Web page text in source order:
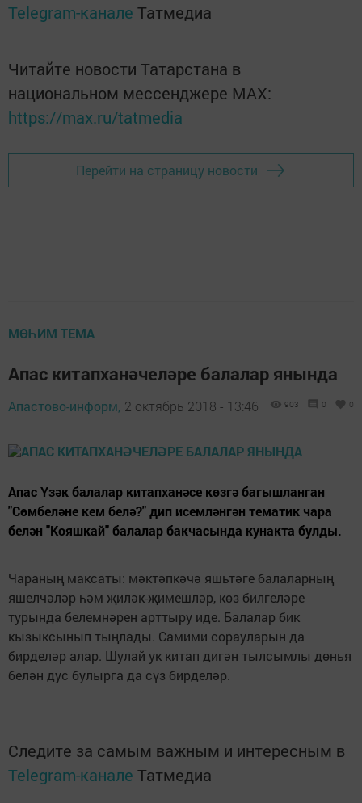
Telegram-канале Татмедиа
Читайте новости Татарстана в
национальном мессенджере MАХ:
https://max.ru/tatmedia
Перейти на страницу новости
МӨҺИМ ТЕМА
Апас китапханәчеләре балалар янында
Апастово-информ, 2 октябрь 2018 - 13:46 903 0 0
Апас Үзәк балалар китапханәсе көзгә багышланган
"Сөмбеләне кем белә?" дип исемләнгән тематик чара
белән "Кояшкай" балалар бакчасында кунакта булды.
Чараның максаты: мәктәпкәчә яшьтәге балаларның
яшелчәләр һәм җиләк-җимешләр, көз билгеләре
турында белемнәрен арттыру иде. Балалар бик
кызыксынып тыңлады. Самими сорауларын да
бирделәр алар. Шулай ук китап дигән тылсымлы дөнья
белән дус булырга да сүз бирделәр.
Следите за самым важным и интересным в
Telegram-канале Татмедиа